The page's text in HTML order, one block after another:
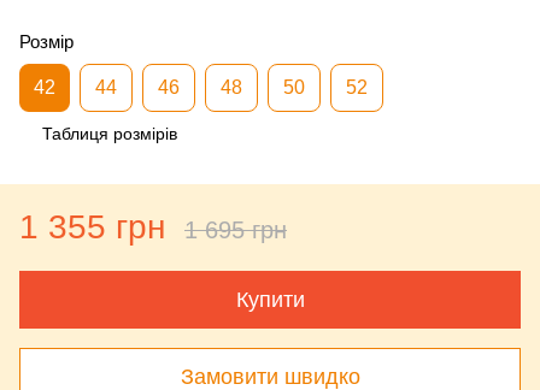
Розмір
42 44 46 48 50 52
Таблиця розмірів
1 355 грн 1 695 грн
Купити
Замовити швидко